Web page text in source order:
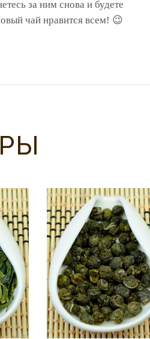
за ним снова и будете
чай нравится всем! 😉